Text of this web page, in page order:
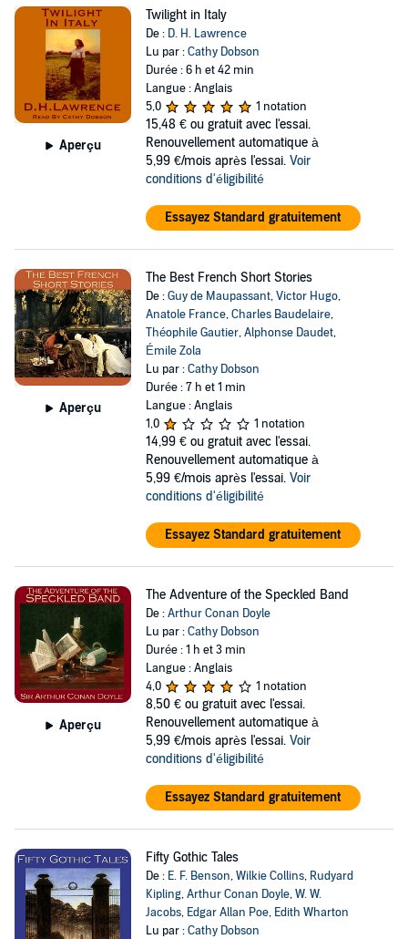
Aperçu
Twilight in Italy
De : D. H. Lawrence
Lu par :Cathy Dobson
Durée : 6 h et 42 min
Langue : Anglais
5,0
1 notation
15,48 € ou gratuit avec l'essai.
Renouvellement automatique à
5,99 €/mois après l'essai. Voir
conditions d'éligibilité
Essayez Standard gratuitement
Aperçu
The Best French Short Stories
De :Guy de Maupassant,Victor Hugo,
Anatole France,Charles Baudelaire,
Théophile Gautier,Alphonse Daudet,
Émile Zola
Lu par :Cathy Dobson
Durée : 7 h et 1 min
Langue : Anglais
1,0
1 notation
14,99 € ou gratuit avec l'essai.
Renouvellement automatique à
5,99 €/mois après l'essai. Voir
conditions d'éligibilité
Essayez Standard gratuitement
Aperçu
The Adventure of the Speckled Band
De :Arthur Conan Doyle
Lu par :Cathy Dobson
Durée : 1 h et 3 min
Langue : Anglais
4,0
1 notation
8,50 € ou gratuit avec l'essai.
Renouvellement automatique à
5,99 €/mois après l'essai. Voir
conditions d'éligibilité
Essayez Standard gratuitement
Fifty Gothic Tales
De : E. F. Benson,Wilkie Collins, Rudyard
Kipling,Arthur Conan Doyle,W. W.
Jacobs, Edgar Allan Poe, Edith Wharton
Lu par :Cathy Dobson